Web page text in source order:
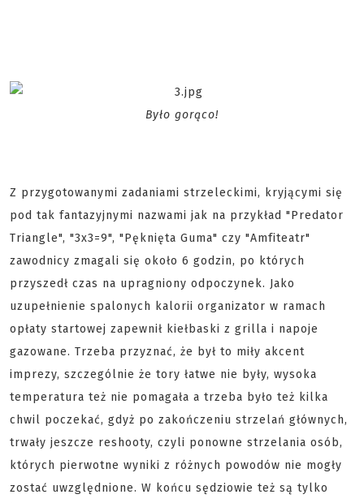
Było gorąco!
Z przygotowanymi zadaniami strzeleckimi, kryjącymi się
pod tak fantazyjnymi nazwami jak na przykład "Predator
Triangle", "3x3=9", "Pęknięta Guma" czy "Amfiteatr"
zawodnicy zmagali się około 6 godzin, po których
przyszedł czas na upragniony odpoczynek. Jako
uzupełnienie spalonych kalorii organizator w ramach
opłaty startowej zapewnił kiełbaski z grilla i napoje
gazowane. Trzeba przyznać, że był to miły akcent
imprezy, szczególnie że tory łatwe nie były, wysoka
temperatura też nie pomagała a trzeba było też kilka
chwil poczekać, gdyż po zakończeniu strzelań głównych,
trwały jeszcze reshooty, czyli ponowne strzelania osób,
których pierwotne wyniki z różnych powodów nie mogły
zostać uwzględnione. W końcu sędziowie też są tylko